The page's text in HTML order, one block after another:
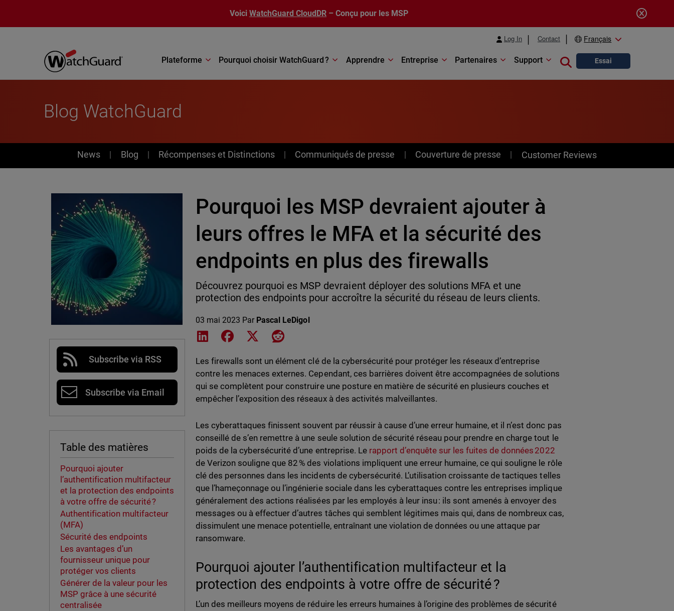
Voici WatchGuard CloudDR – Conçu pour les MSP
Log In Contact Français
Plateforme Pourquoi choisir WatchGuard ? Apprendre Entreprise Partenaires Support Close search
Essai
Blog WatchGuard
News
News Blog Récompenses et Distinctions Communiqués de presse Couverture de presse Customer Reviews
Subscribe via RSS
Subscribe via Email
Table des matières
Pourquoi ajouter
l’authentification multifacteur
et la protection des endpoints
à votre offre de sécurité ?
Authentification multifacteur
(MFA)
Sécurité des endpoints
Les avantages d’un
fournisseur unique pour
protéger vos clients
Générer de la valeur pour les
MSP grâce à une sécurité
centralisée
Pourquoi les MSP devraient ajouter à
leurs offres le MFA et la sécurité des
endpoints en plus des firewalls
Découvrez pourquoi es MSP devraient déployer des solutions MFA et une
protection des endpoints pour accroître la sécurité du réseau de leurs clients.
03 mai 2023 Par Pascal LeDigol
Share on LinkedIn
Share on Facebook
Share on XShare on Reddit
Les firewalls sont un élément clé de la cybersécurité pour protéger les réseaux d’entreprise
contre les menaces externes. Cependant, ces barrières doivent être accompagnées de solutions
qui se complètent pour construire une posture en matière de sécurité en plusieurs couches et
empêcher l’exposition des réseaux à des activités malveillantes.
Les cyberattaques finissent souvent par réussir à cause d’une erreur humaine, et il n’est donc pas
conseillé de s’en remettre à une seule solution de sécurité réseau pour prendre en charge tout le
poids de la cybersécurité d’une entreprise. Le rapport d’enquête sur les fuites de données 2022
de Verizon souligne que 82 % des violations impliquent une erreur humaine, ce qui souligne le rôle
clé des personnes dans les incidents de cybersécurité. L’utilisation croissante de tactiques telles
que l’hameçonnage ou l’ingénierie sociale dans les cyberattaques contre les entreprises implique
généralement des actions réalisées par les employés à leur insu : ils sont amenés à envoyer des
messages ou à effectuer d’autres tâches qui semblent légitimes mais qui, dans de nombreux cas,
dissimulent une menace potentielle, entraînant une violation de données ou une attaque par
ransomware.
Pourquoi ajouter l’authentification multifacteur et la
protection des endpoints à votre offre de sécurité ?
L’un des meilleurs moyens de réduire les erreurs humaines à l’origine des problèmes de sécurité